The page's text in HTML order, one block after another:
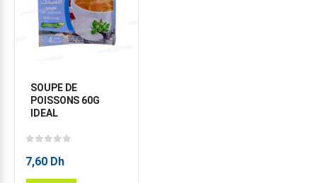
SOUPE DE
POISSONS 60G
IDEAL
7,60 Dh